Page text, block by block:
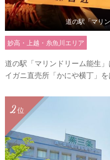
道の駅「マリ
妙高・上越・糸魚川エリア
道の駅「マリンドリーム能生
イガニ直売所「かにや横丁」
位
2